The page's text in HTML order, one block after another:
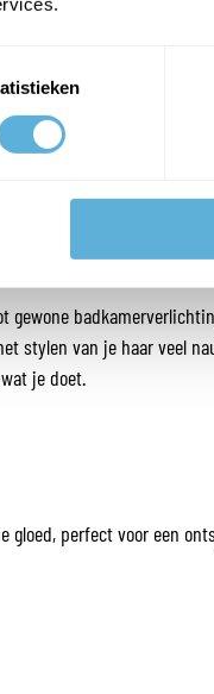
én voor de uitstraling
stylen van je haar veel
je doet.
perfect voor een